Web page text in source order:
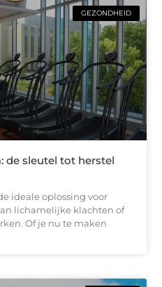
GEZONDHEID
de sleutel tot herstel
ideale oplossing voor
lichamelijke klachten of
Of je nu te maken